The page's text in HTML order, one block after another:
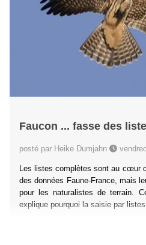
Faucon ... fasse des
posté par Heike Dumjahn
Les listes complètes sont au cœur
des données Faune-France, mais
pour les naturalistes de terrain.
explique pourquoi la saisie par